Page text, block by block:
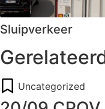
Sluipverkeer
Uncategorized